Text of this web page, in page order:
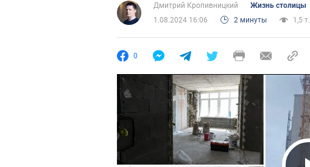
Дмитрий Кропивницкий
Жизнь столицы
1.08.2024 16:06
2 минуты 1,5 т.
0